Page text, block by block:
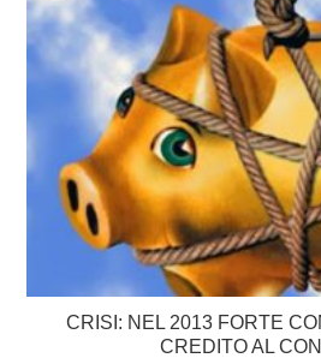
CRISI: NEL 2013 FORTE
CREDITO AL